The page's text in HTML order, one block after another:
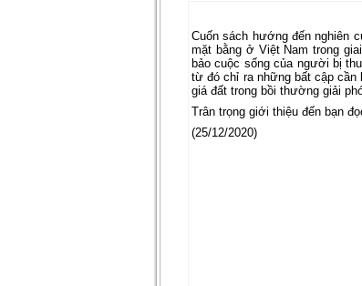
Cuốn sách hướng đến nghiên
mặt bằng ở Việt Nam trong
bảo cuộc sống của người bị
từ đó chỉ ra những bất cập cần
giá đất trong bồi thường giải
Trân trọng giới thiệu đến bạn
(25/12/2020)